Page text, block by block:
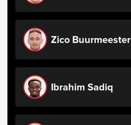
Zico Buurmeester
Ibrahim Sadiq